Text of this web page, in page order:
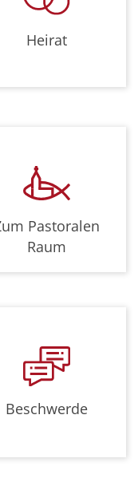
Heirat
Pastoralen
Raum
Beschwerde